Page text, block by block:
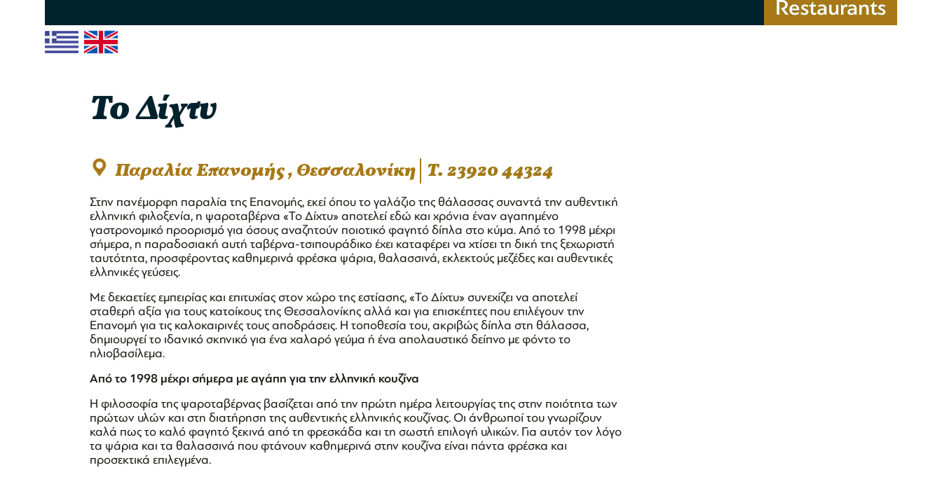
Restaurants
Το Δίχτυ
Παραλία Επανομής , Θεσσαλονίκη T. 23920 44324
Στην πανέμορφη παραλία της Επανομής, εκεί όπου το γαλάζιο της θάλασσας συναντά την αυθεντική
ελληνική φιλοξενία, η ψαροταβέρνα «Το Δίχτυ» αποτελεί εδώ και χρόνια έναν αγαπημένο
γαστρονομικό προορισμό για όσους αναζητούν ποιοτικό φαγητό δίπλα στο κύμα. Από το 1998 μέχρι
σήμερα, η παραδοσιακή αυτή ταβέρνα-τσιπουράδικο έχει καταφέρει να χτίσει τη δική της ξεχωριστή
ταυτότητα, προσφέροντας καθημερινά φρέσκα ψάρια, θαλασσινά, εκλεκτούς μεζέδες και αυθεντικές
ελληνικές γεύσεις.
Με δεκαετίες εμπειρίας και επιτυχίας στον χώρο της εστίασης, «Το Δίχτυ» συνεχίζει να αποτελεί
σταθερή αξία για τους κατοίκους της Θεσσαλονίκης αλλά και για επισκέπτες που επιλέγουν την
Επανομή για τις καλοκαιρινές τους αποδράσεις. Η τοποθεσία του, ακριβώς δίπλα στη θάλασσα,
δημιουργεί το ιδανικό σκηνικό για ένα χαλαρό γεύμα ή ένα απολαυστικό δείπνο με φόντο το
ηλιοβασίλεμα.
Από το 1998 μέχρι σήμερα με αγάπη για την ελληνική κουζίνα
Η φιλοσοφία της ψαροταβέρνας βασίζεται από την πρώτη ημέρα λειτουργίας της στην ποιότητα των
πρώτων υλών και στη διατήρηση της αυθεντικής ελληνικής κουζίνας. Οι άνθρωποί του γνωρίζουν
καλά πως το καλό φαγητό ξεκινά από τη φρεσκάδα και τη σωστή επιλογή υλικών. Για αυτόν τον λόγο
τα ψάρια και τα θαλασσινά που φτάνουν καθημερινά στην κουζίνα είναι πάντα φρέσκα και
προσεκτικά επιλεγμένα.